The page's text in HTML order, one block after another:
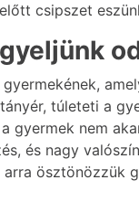
csipszet
túleteti a
nem
és nagy